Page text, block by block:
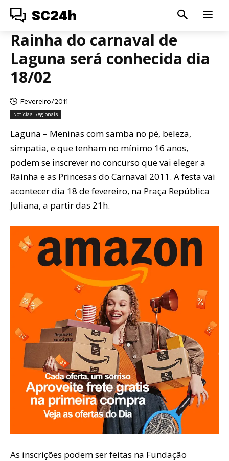
SC24h
Rainha do carnaval de
Laguna será conhecida dia
18/02
Fevereiro/2011
Notícias Regionais
Laguna – Meninas com samba no pé, beleza,
simpatia, e que tenham no mínimo 16 anos,
podem se inscrever no concurso que vai eleger a
Rainha e as Princesas do Carnaval 2011. A festa vai
acontecer dia 18 de fevereiro, na Praça República
Juliana, a partir das 21h.
As inscrições podem ser feitas na Fundação